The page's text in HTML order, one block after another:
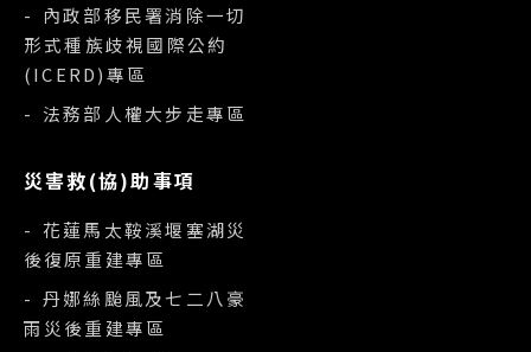
- 內政部移民署消除一切
形式種族歧視國際公約
(ICERD)專區
- 法務部人權大步走專區
災害救(協)助事項
- 花蓮馬太鞍溪堰塞湖災
後復原重建專區
- 丹娜絲颱風及七二八豪
雨災後重建專區